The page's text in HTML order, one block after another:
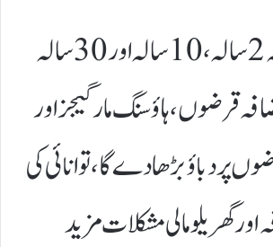
انہوں نے کہا کہ 2 سالہ، 10 سالہ اور 30 سالہ
قرضوں، ہاؤسنگ مارگیجز اور
پر دباؤ بڑھا دے گا، توانائی کی
اور گھریلو مالی مشکلات مزید